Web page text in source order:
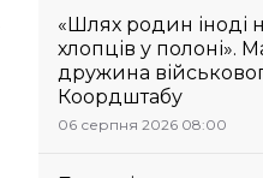
«Шлях родин іноді
хлопців у полоні».
дружина
Коордштабу
06 серпня 2026 08:00